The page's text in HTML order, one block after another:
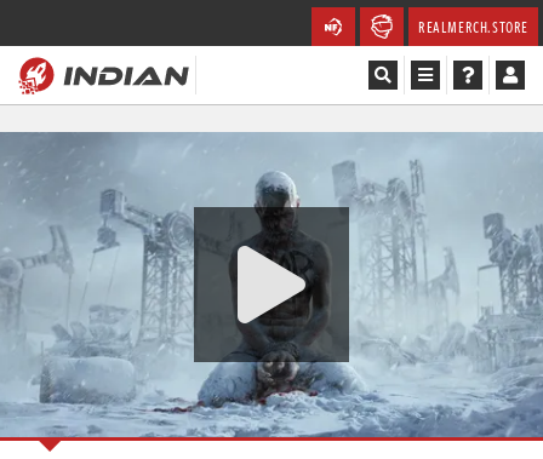
REALMERCH.STORE
Magazín
Recenze
Videa
Soutěže
Databáze
Komunita